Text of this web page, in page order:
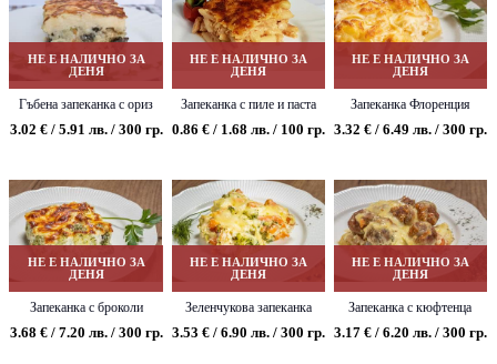
НЕ Е НАЛИЧНО ЗА
ДЕНЯ
Гъбена запеканка с ориз
3.02 € / 5.91 лв. / 300 гр.
НЕ Е НАЛИЧНО ЗА
ДЕНЯ
Запеканка с пиле и паста
0.86 € / 1.68 лв. / 100 гр.
НЕ Е НАЛИЧНО ЗА
ДЕНЯ
Запеканка Флоренция
3.32 € / 6.49 лв. / 300 гр.
НЕ Е НАЛИЧНО ЗА
ДЕНЯ
Запеканка с броколи
3.68 € / 7.20 лв. / 300 гр.
НЕ Е НАЛИЧНО ЗА
ДЕНЯ
Зеленчукова запеканка
3.53 € / 6.90 лв. / 300 гр.
НЕ Е НАЛИЧНО ЗА
ДЕНЯ
Запеканка с кюфтенца
3.17 € / 6.20 лв. / 300 гр.